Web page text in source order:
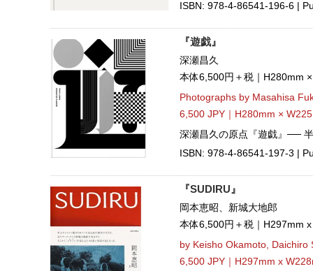
ISBN: 978-4-86541-196-6 |
『遊戯』
深瀬昌久
本体6,500円＋税｜H280mm
Photographs by Masahisa
6,500 JPY｜H280mm ×
深瀬昌久の原点『遊戯』──
ISBN: 978-4-86541-197-3 |
『SUDIRU』
岡本恵昭、新城大地郎
本体6,500円＋税｜H297mm
by Keisho Okamoto, Daichiro
6,500 JPY｜H297mm x